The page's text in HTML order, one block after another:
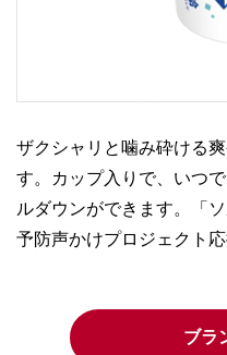
ザクシャリと噛み砕ける
す。カップ入りで、いつ
ルダウンができます。「
予防声かけプロジェクト応
ブラ